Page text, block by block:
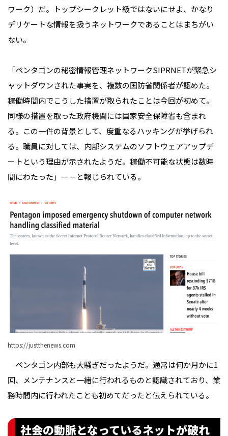
ワーク）だ。トップシークレット級ではないにせよ、かなり
デリケートな情報を扱うネットワークであることはまちがい
ない。
「ペンタゴンの秘密情報管理ネットワークSIPRNETが緊急シ
ャットダウンされた事実を、複数の国防省関係者が認めた。
稼働時間内でこうした措置が取られたことは今回が初めて。
同様の措置を取った政府機関には国家安全保障省も含まれ
る。この一件の背景として、度重なるハッキングが挙げられ
る。職員に対しては、内部システムのソフトウェアアップデ
ートという理由が示されたようだ。稼働不可能な状態は数時
間にわたった」－－と報じられている。
https://justthenews.com
ペンタゴン内部も大騒ぎだったようだ。通常は何か月かに1
回、メンテナンスと一緒に行われるものと認識されており、業
務時間内に行われたことも初めてだったと伝えられている。
社会の動脈となっているネットが破れ